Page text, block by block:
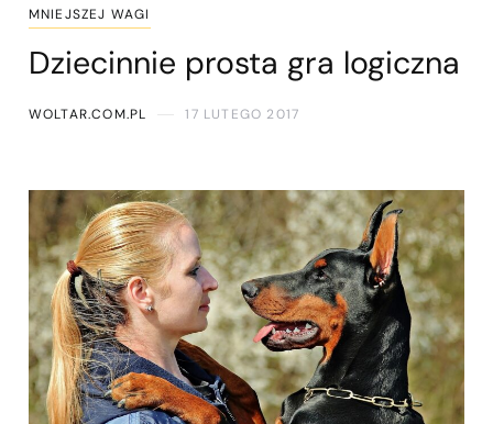
MNIEJSZEJ WAGI
Dziecinnie prosta gra logiczna
WOLTAR.COM.PL 17 LUTEGO 2017